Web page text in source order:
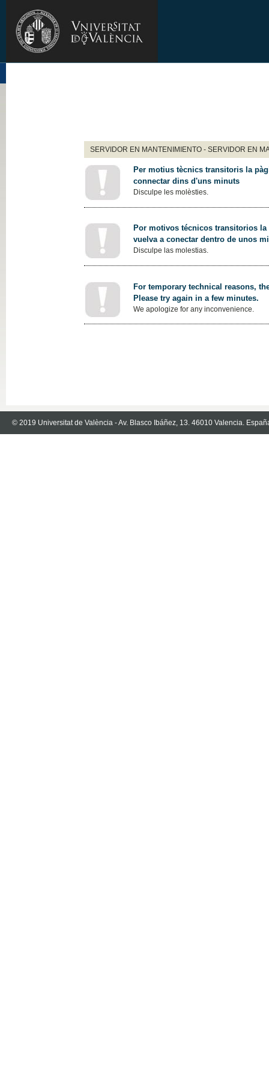
SERVIDOR EN MANTENIMIENTO - SERVIDOR EN
Per motius tècnics transitoris la
connectar dins d'uns minuts
Disculpe les molèsties.
Por motivos técnicos transitorios
vuelva a conectar dentro de unos
Disculpe las molestias.
For temporary technical reasons,
Please try again in a few minutes.
We apologize for any inconvenience.
© 2019 Universitat de València - Av. Blasco Ibáñez, 13. 46010 Valencia.